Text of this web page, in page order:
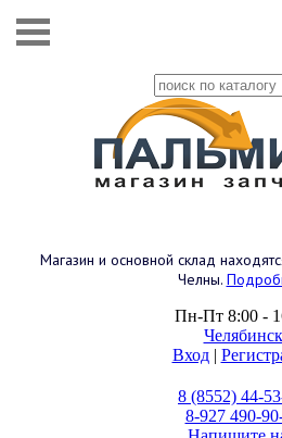
Магазин и основной склад
Челны.
Пн-Пт 8:00 -
Челябинск
Вход|
8 (8552) 44-
8-927 490-